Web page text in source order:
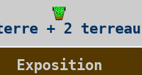
+ 2 terreau
Exposition